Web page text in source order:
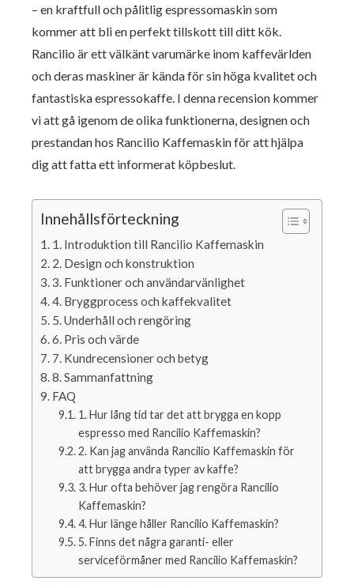
– en kraftfull och pålitlig espressomaskin som
kommer att bli en perfekt tillskott till ditt kök.
Rancilio är ett välkänt varumärke inom kaffevärlden
och deras maskiner är kända för sin höga kvalitet och
fantastiska espressokaffe. I denna recension kommer
vi att gå igenom de olika funktionerna, designen och
prestandan hos Rancilio Kaffemaskin för att hjälpa
dig att fatta ett informerat köpbeslut.
Innehållsförteckning
1. Introduktion till Rancilio Kaffemaskin
2. Design och konstruktion
3. Funktioner och användarvänlighet
4. Bryggprocess och kaffekvalitet
5. Underhåll och rengöring
6. Pris och värde
7. Kundrecensioner och betyg
8. Sammanfattning
FAQ
1. Hur lång tid tar det att brygga en kopp
espresso med Rancilio Kaffemaskin?
2. Kan jag använda Rancilio Kaffemaskin för
att brygga andra typer av kaffe?
3. Hur ofta behöver jag rengöra Rancilio
Kaffemaskin?
4. Hur länge håller Rancilio Kaffemaskin?
5. Finns det några garanti- eller
serviceförmåner med Rancilio Kaffemaskin?